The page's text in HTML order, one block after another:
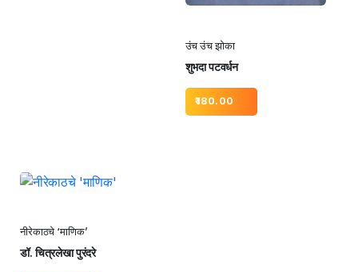
उंच उंच झोका
शुभदा पटवर्धन
180.00
नीरेकाठचे ‘माणिक’
डॉ. चित्रलेखा पुरंदरे